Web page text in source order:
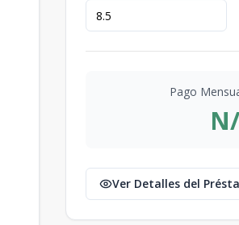
Pago
Ver Detalles del